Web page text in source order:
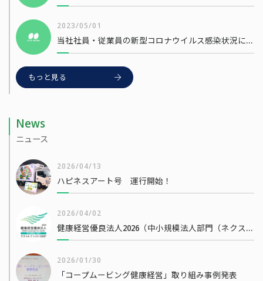
2023/05/01
当社社員・従業員の新型コロナウイルス感染状況について
もっと見る
News
ニュース
2026/04/13
ハピネスアート号 運行開始！
2026/04/02
健康経営優良法人2026（中小規模法人部門（ネクストブライト1000））
2026/01/30
「コープムービング健康経営」取り組み事例発表